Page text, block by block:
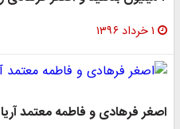
۱ خرداد ۱۳۹۶
اصغر فرهادی و فاطمه معتمد